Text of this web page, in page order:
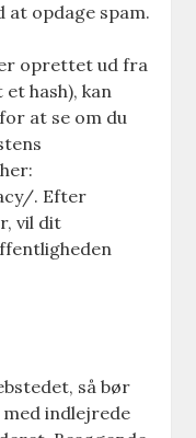
opdage spam.
oprettet ud fra
hash), kan
at se om du
. Efter
vil dit
så bør
med indlejrede